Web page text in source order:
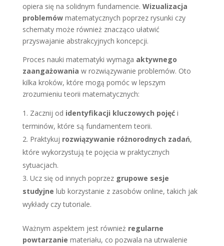
opiera się na solidnym fundamencie. Wizualizacja
problemówmatematycznych poprzez rysunki czy
schematy może również znacząco ułatwić
przyswajanie abstrakcyjnych koncepcji.
Proces nauki matematyki wymaga aktywnego
zaangażowania w rozwiązywanie problemów. Oto
kilka kroków, które mogą pomóc w lepszym
zrozumieniu teorii matematycznych:
Zacznij od identyfikacji kluczowych pojęći
terminów, które są fundamentem teorii.
Praktykuj rozwiązywanie różnorodnych zadań,
które wykorzystują te pojęcia w praktycznych
sytuacjach.
Ucz się od innych poprzez grupowe sesje
studyjne lub korzystanie z zasobów online, takich jak
wykłady czy tutoriale.
Ważnym aspektem jest również regularne
powtarzanie materiału, co pozwala na utrwalenie